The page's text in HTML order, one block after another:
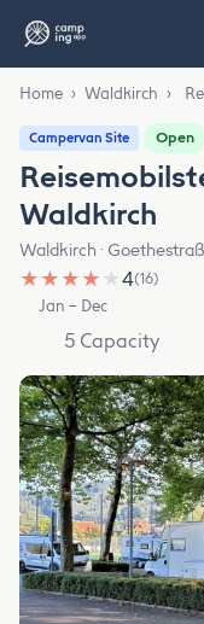
Home › Waldkirch ›
Campervan Site Open
Waldkirch
Waldkirch ·
★ ★ ★ ★ ★4(16)
Jan – Dec
5 Capacity